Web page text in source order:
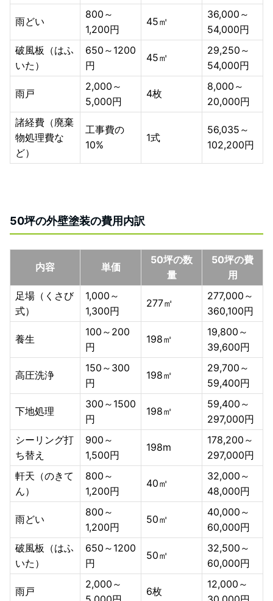
雨どい
800～
1,200円
45㎡
36,000～
54,000円
破風板（はふ
いた）
650～1200
円
45㎡
29,250～
54,000円
雨戸
2,000～
5,000円
4枚
8,000～
20,000円
諸経費（廃棄
物処理費な
ど）
工事費の
10%
1式
56,035～
102,200円
50坪の外壁塗装の費用内訳
内容 単価
50坪の数
量
50坪の費
用
足場（くさび
式）
1,000～
1,300円
277㎡
277,000～
360,100円
養生
100～200
円
198㎡
19,800～
39,600円
高圧洗浄
150～300
円
198㎡
29,700～
59,400円
下地処理
300～1500
円
198㎡
59,400～
297,000円
シーリング打
ち替え
900～
1,500円
198m
178,200～
297,000円
軒天（のきて
ん）
800～
1,200円
40㎡
32,000～
48,000円
雨どい
800～
1,200円
50㎡
40,000～
60,000円
破風板（はふ
いた）
650～1200
円
50㎡
32,500～
60,000円
雨戸
2,000～
6枚
12,000～